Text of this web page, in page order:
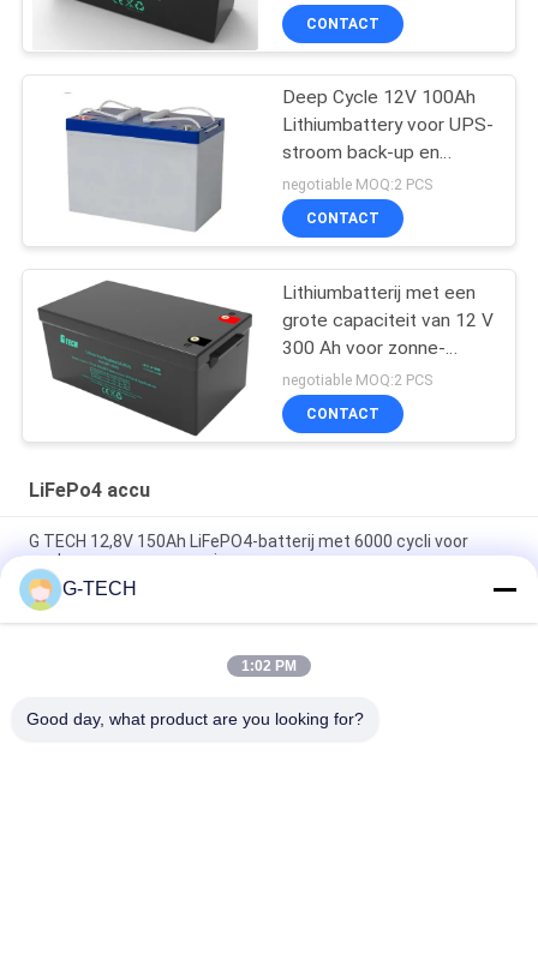
CONTACT
Deep Cycle 12V 100Ah
Lithiumbattery voor UPS-
stroom back-up en
energieopslag
negotiable MOQ:2 PCS
CONTACT
Lithiumbatterij met een
grote capaciteit van 12 V
300 Ah voor zonne-
energie en back-up
negotiable MOQ:2 PCS
CONTACT
LiFePo4 accu
G TECH 12,8V 150Ah LiFePO4-batterij met 6000 cycli voor
opslag van zonne-energie
G TECH 72V 30Ah LiFePO4-batterij met 6000 cycli voor
elektrische fiets en driewieler
G TECH 76.8V 100Ah LiFePO4 batterij met 6000 cycli voor
G-TECH
1:02 PM
Good day, what product are you looking for?